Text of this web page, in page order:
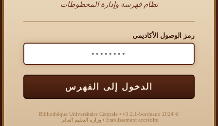
نظام فهرسة وإدارة المخطوطات
رمز الوصول الأكاديمي
الدخول إلى الفهرس
© 2024 Bibliothèque Universitaire Centrale • v3.2.1-bordeaux
Établissement accrédité • وزارة التعليم العالي